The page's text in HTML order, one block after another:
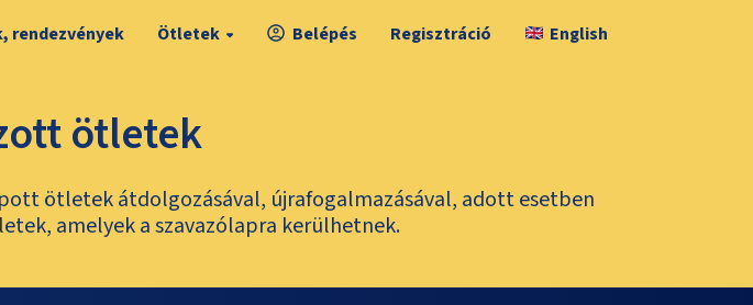
rendezvények Ötletek Belépés Regisztráció English
ötletek
ötletek átdolgozásával, újrafogalmazásával, adott esetben
amelyek a szavazólapra kerülhetnek.